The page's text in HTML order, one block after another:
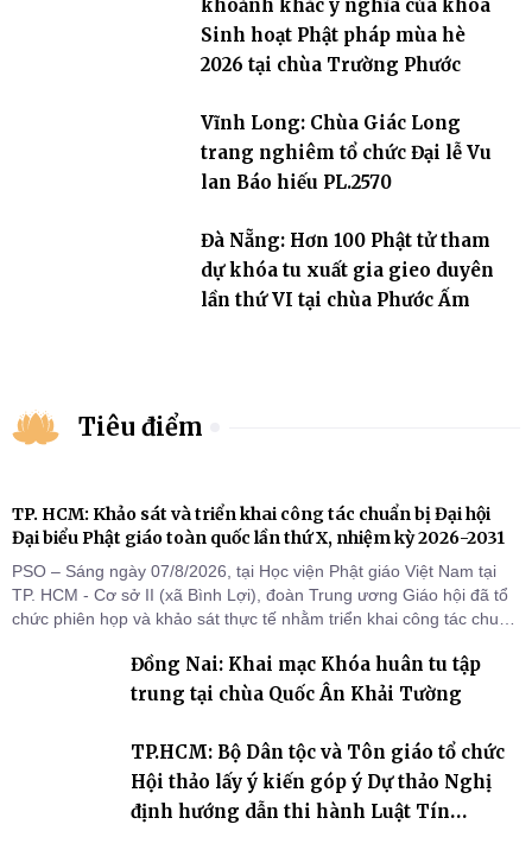
khoảnh khắc ý nghĩa của khóa
Sinh hoạt Phật pháp mùa hè
2026 tại chùa Trường Phước
Vĩnh Long: Chùa Giác Long
trang nghiêm tổ chức Đại lễ Vu
lan Báo hiếu PL.2570
Đà Nẵng: Hơn 100 Phật tử tham
dự khóa tu xuất gia gieo duyên
lần thứ VI tại chùa Phước Ấm
Tiêu điểm
TP. HCM: Khảo sát và triển khai công tác chuẩn bị Đại hội
Đại biểu Phật giáo toàn quốc lần thứ X, nhiệm kỳ 2026-2031
PSO – Sáng ngày 07/8/2026, tại Học viện Phật giáo Việt Nam tại
TP. HCM - Cơ sở II (xã Bình Lợi), đoàn Trung ương Giáo hội đã tổ
chức phiên họp và khảo sát thực tế nhằm triển khai công tác chuẩn
Đồng Nai: Khai mạc Khóa huân tu tập
trung tại chùa Quốc Ân Khải Tường
TP.HCM: Bộ Dân tộc và Tôn giáo tổ chức
Hội thảo lấy ý kiến góp ý Dự thảo Nghị
định hướng dẫn thi hành Luật Tín